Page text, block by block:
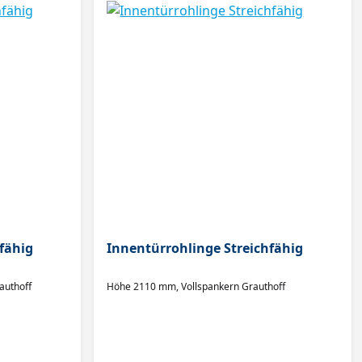
Röhrenspankern Grauthoff
Innentürrohlinge Streichfähig
Höhe 2110 mm, Vollspankern Grauthoff